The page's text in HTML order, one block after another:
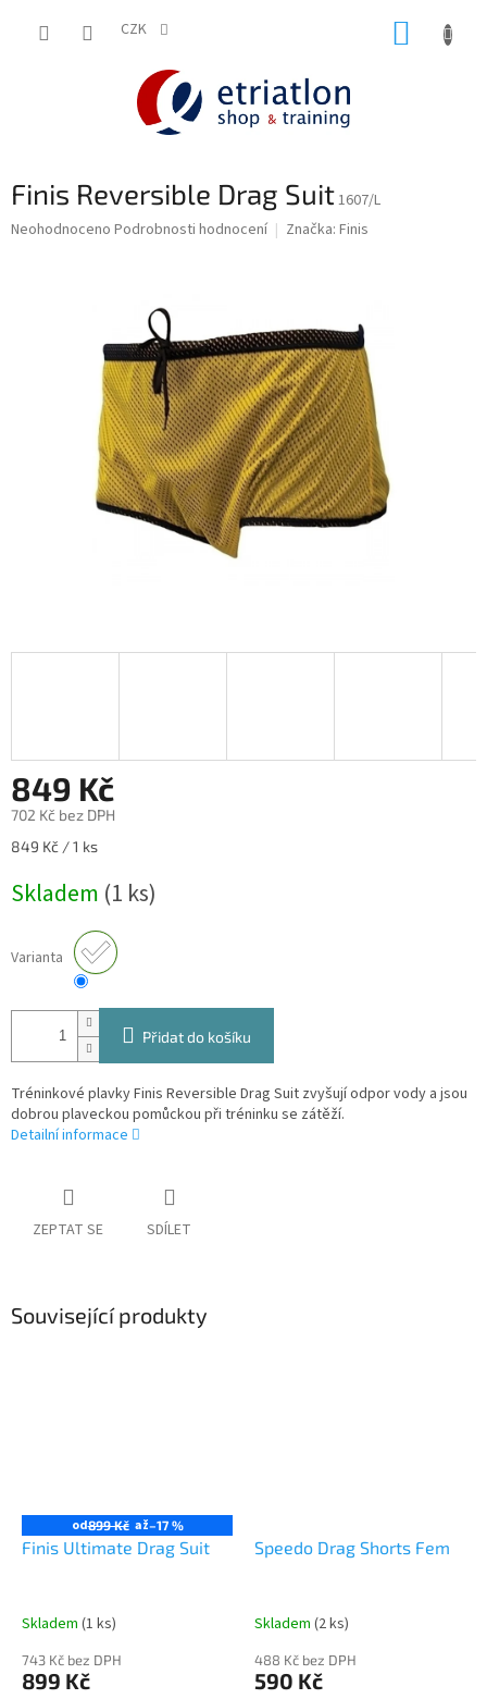
CZK
Finis Reversible Drag Suit1607/L
Průměrné
Neohodnoceno Podrobnosti hodnocení Značka: Finis
849 Kč
702 Kč bez DPH
Měrná
849 Kč / 1 ks
Skladem (1 ks)
Varianta
Přidat do košíku
Tréninkové plavky Finis Reversible Drag Suit zvyšují odpor vody a jsou
dobrou plaveckou pomůckou při tréninku se zátěží.
Detailní informace
ZEPTAT SE SDÍLET
Související produkty
od899 Kč až–17 %
Finis Ultimate Drag Suit
Skladem (1 ks)
743 Kč bez DPH
899 Kč
Speedo Drag Shorts Fem
Skladem (2 ks)
488 Kč bez DPH
590 Kč
shop.etriatlon.cz - Chat